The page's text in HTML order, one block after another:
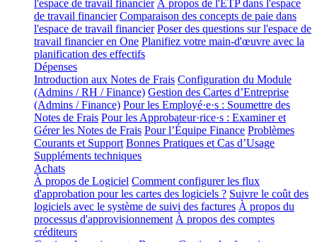
l'espace de travail financier À propos de l'ETP dans l'espace
de travail financier Comparaison des concepts de paie dans
l'espace de travail financier Poser des questions sur l'espace de
travail financier en One Planifiez votre main-d'œuvre avec la
planification des effectifs
Dépenses
Introduction aux Notes de Frais Configuration du Module
(Admins / RH / Finance) Gestion des Cartes d’Entreprise
(Admins / Finance) Pour les Employé·e·s : Soumettre des
Notes de Frais Pour les Approbateur·rice·s : Examiner et
Gérer les Notes de Frais Pour l’Équipe Finance Problèmes
Courants et Support Bonnes Pratiques et Cas d’Usage
Suppléments techniques
Achats
À propos de Logiciel Comment configurer les flux
d'approbation pour les cartes des logiciels ? Suivre le coût des
logiciels avec le système de suivi des factures À propos du
processus d'approvisionnement À propos des comptes
créditeurs